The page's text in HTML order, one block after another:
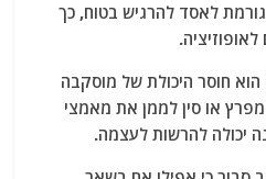
לאסד להרגיש בטוח, כך
חוסר היכולת של מוסקבה
או סין לממן את מאמצי
יכולה להרשות לעצמה.